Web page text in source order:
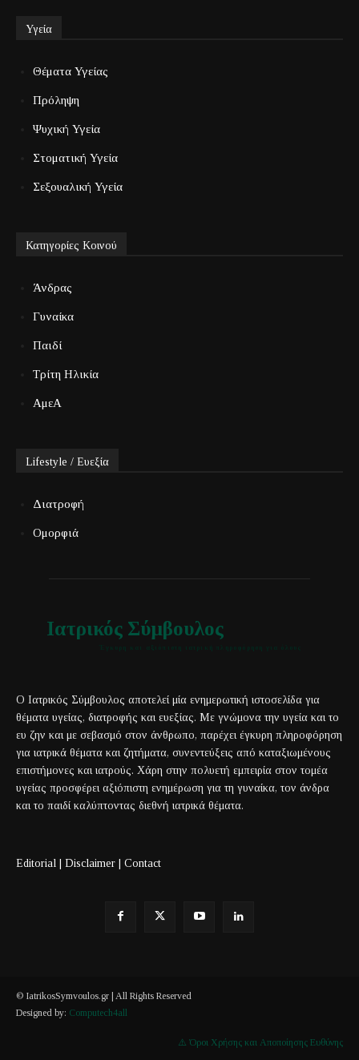
Υγεία
Θέματα Υγείας
Πρόληψη
Ψυχική Υγεία
Στοματική Υγεία
Σεξουαλική Υγεία
Κατηγορίες Κοινού
Άνδρας
Γυναίκα
Παιδί
Τρίτη Ηλικία
ΑμεΑ
Lifestyle / Ευεξία
Διατροφή
Ομορφιά
Ιατρικός Σύμβουλος
Ο Ιατρικός Σύμβουλος αποτελεί μία ενημερωτική ιστοσελίδα για
θέματα υγείας, διατροφής και ευεξίας. Με γνώμονα την υγεία και το
ευ ζην και με σεβασμό στον άνθρωπο, παρέχει έγκυρη πληροφόρηση
για ιατρικά θέματα και ζητήματα, συνεντεύξεις από καταξιωμένους
επιστήμονες και ιατρούς. Χάρη στην πολυετή εμπειρία στον τομέα
υγείας προσφέρει αξιόπιστη ενημέρωση για τη γυναίκα, τον άνδρα
και το παιδί καλύπτοντας διεθνή ιατρικά θέματα.
Editorial | Disclaimer | Contact
© IatrikosSymvoulos.gr | All Rights Reserved
Designed by: Computech4all
⚠️ Όροι Χρήσης και Αποποίησης Ευθύνης